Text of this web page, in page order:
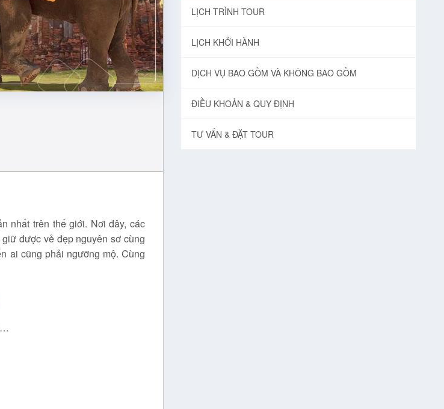
LỊCH TRÌNH TOUR
LỊCH KHỞI HÀNH
DỊCH VỤ BAO GỒM VÀ KHÔNG BAO GỒM
ĐIỀU KHOẢN & QUY ĐỊNH
TƯ VẤN & ĐẶT TOUR
nhất trên thế giới. Nơi đây, các
được vẻ đẹp nguyên sơ cùng
ai cũng phải ngưỡng mộ. Cùng